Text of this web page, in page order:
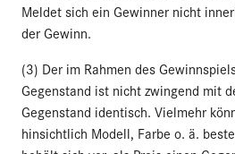
Meldet sich ein Gewinner nicht
der Gewinn.
(3) Der im Rahmen des
Gegenstand ist nicht zwingend mit
Gegenstand identisch. Vielmehr
hinsichtlich Modell, Farbe o. ä.